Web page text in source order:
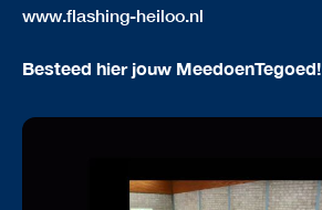
www.flashing-heiloo.nl
Besteed hier jouw MeedoenTegoed!